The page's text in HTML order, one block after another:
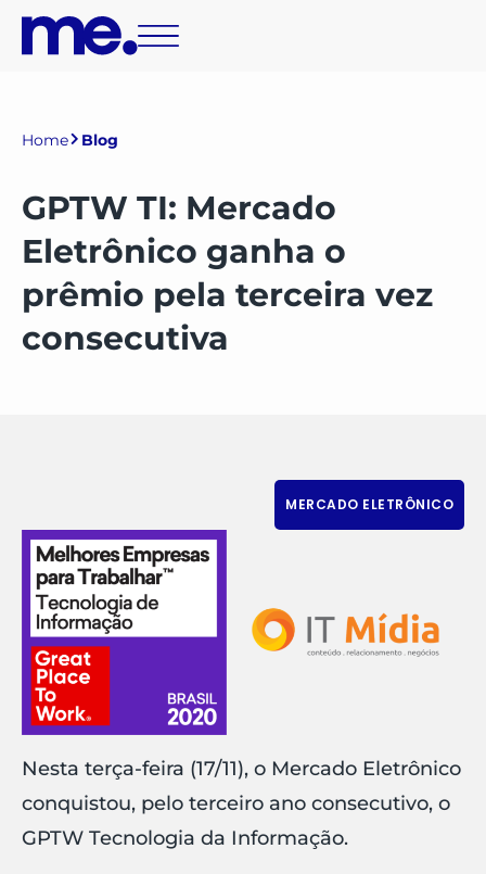
Home Blog
GPTW TI: Mercado
Eletrônico ganha o
prêmio pela terceira vez
consecutiva
MERCADO ELETRÔNICO
Nesta terça-feira (17/11), o Mercado Eletrônico
conquistou, pelo terceiro ano consecutivo, o
GPTW Tecnologia da Informação.